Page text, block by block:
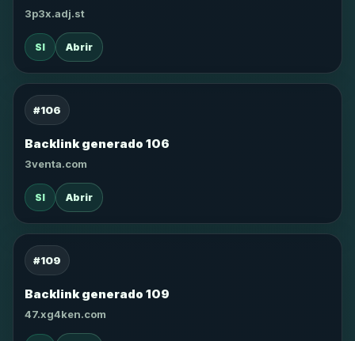
3p3x.adj.st
SI Abrir
#106
Backlink generado 106
3venta.com
SI Abrir
#109
Backlink generado 109
47.xg4ken.com